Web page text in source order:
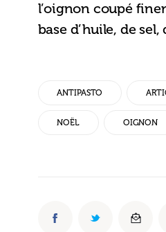
l’oignon coupé
base d’huile, de
ANTIPASTO
NOËL OIGNON